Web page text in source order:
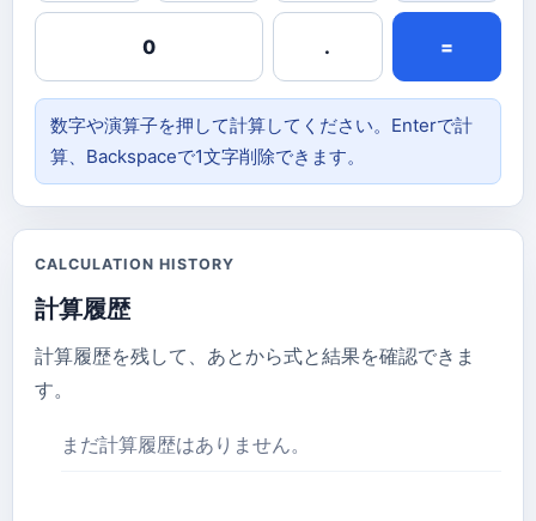
0 . =
数字や演算子を押して計算してください。Enterで計
算、Backspaceで1文字削除できます。
CALCULATION HISTORY
計算履歴
計算履歴を残して、あとから式と結果を確認できま
す。
まだ計算履歴はありません。